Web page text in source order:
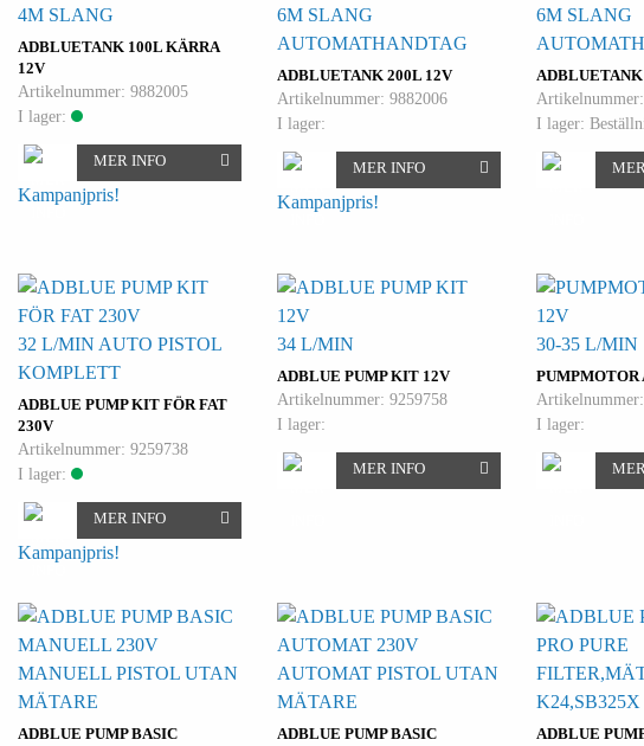
ADBLUETANK 100L KÄRRA
12V
4M SLANG
Artikelnummer: 9882005
I lager:
MER INFO
Kampanjpris!
ADBLUETANK 200L 12V
6M SLANG
AUTOMATHANDTAG
Artikelnummer: 9882006
I lager:
MER INFO
Kampanjpris!
6M SLANG
I lager:
ADBLUE PUMP KIT FÖR FAT
230V
32 L/MIN AUTO PISTOL
KOMPLETT
Artikelnummer: 9259738
I lager:
MER INFO
Kampanjpris!
ADBLUE PUMP KIT 12V
34 L/MIN
Artikelnummer: 9259758
I lager:
MER INFO
PUMPMOTOR
30-35 L/MIN
I lager:
ADBLUE PUMP BASIC
MANUELL PISTOL UTAN
MÄTARE
ADBLUE PUMP BASIC
AUTOMAT PISTOL UTAN
MÄTARE
ADBLUE
K24,SB325X